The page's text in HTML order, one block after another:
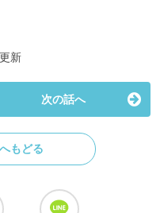
新
次の話へ
もどる